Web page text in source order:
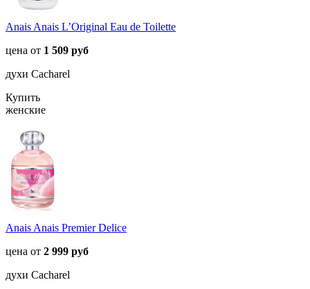
Anais Anais L’Original Eau de Toilette
цена от 1 509 руб
духи Cacharel
Купить
женские
Anais Anais Premier Delice
цена от 2 999 руб
духи Cacharel